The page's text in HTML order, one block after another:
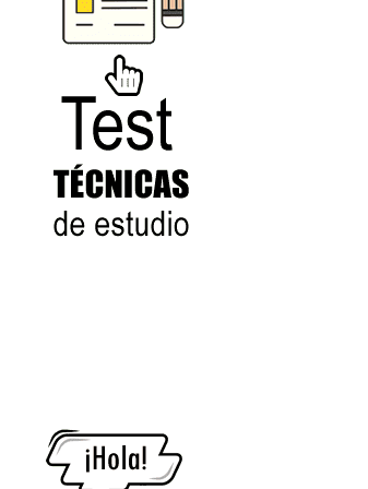
numeral 0 y 1 Ξ Los números
naturales (N) Ξ Operaciones con
naturales Ξ Los números enteros (Z)
Ξ Operaciones con enteros Ξ Los
números racionales (Q) Ξ
Operaciones con racionales Ξ Los
números irracionales (Q') Ξ
Operaciones con irracionales Ξ
[Ingresar]